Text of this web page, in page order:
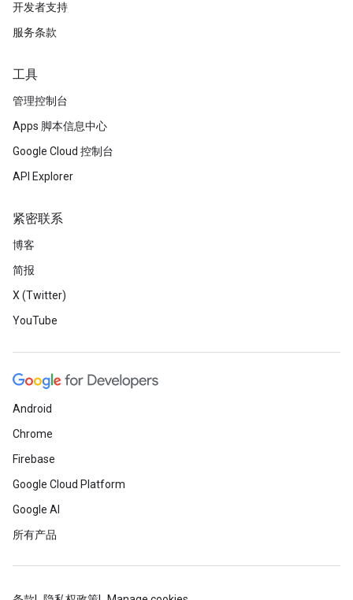
开发者支持
服务条款
工具
管理控制台
Apps 脚本信息中心
Google Cloud 控制台
API Explorer
紧密联系
博客
简报
X (Twitter)
YouTube
Android
Chrome
Firebase
Google Cloud Platform
Google AI
所有产品